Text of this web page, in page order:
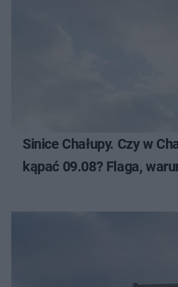
Sinice Chałupy. Czy w
kąpać 09.08? Flaga,